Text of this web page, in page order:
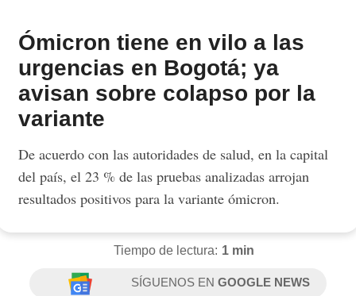
Ómicron tiene en vilo a las
urgencias en Bogotá; ya
avisan sobre colapso por la
variante
De acuerdo con las autoridades de salud, en la capital
del país, el 23 % de las pruebas analizadas arrojan
resultados positivos para la variante ómicron.
Tiempo de lectura: 1 min
SÍGUENOS ENGOOGLE NEWS